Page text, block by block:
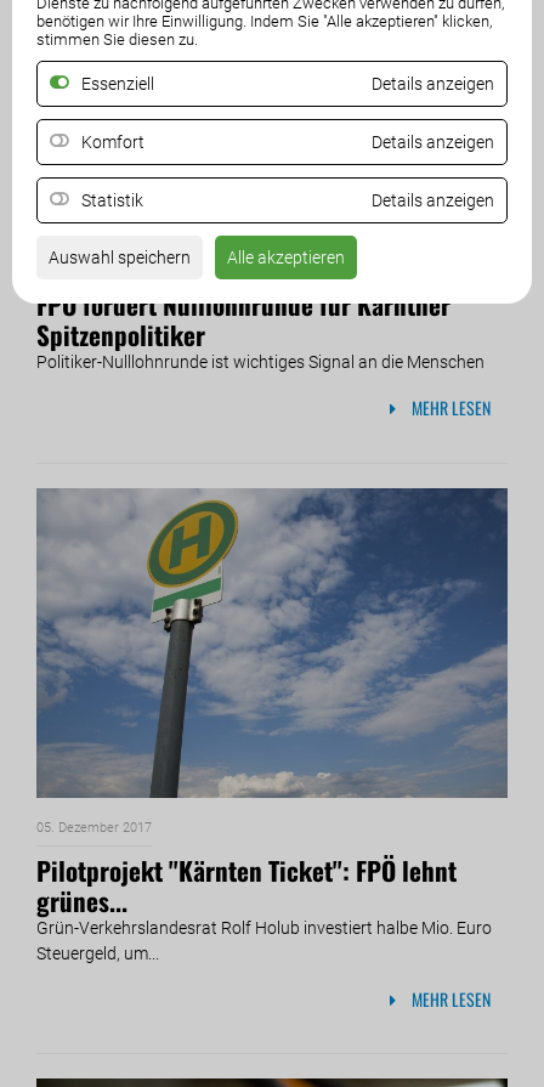
benötigen wir Ihre Einwilligung. Indem Sie "Alle akzeptieren" klicken,
stimmen Sie diesen zu.
Essenziell Details anzeigen
Komfort Details anzeigen
Statistik Details anzeigen
Auswahl speichern Alle akzeptieren
06. Dezember 2017
FPÖ fordert Nulllohnrunde für Kärntner
Spitzenpolitiker
Politiker-Nulllohnrunde ist wichtiges Signal an die Menschen
MEHR LESEN
05. Dezember 2017
Pilotprojekt ''Kärnten Ticket'': FPÖ lehnt
grünes...
Grün-Verkehrslandesrat Rolf Holub investiert halbe Mio. Euro
Steuergeld, um...
MEHR LESEN